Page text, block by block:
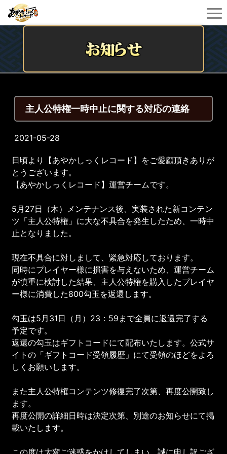
主人公特権一時中止に関する対応の連絡
2021-05-28
日頃より【あやかしっくレコード】をご愛顧頂きありが
とうございます。
【あやかしっくレコード】運営チームです。
5月27日（木）メンテナンス後、実装された新コンテン
ツ「主人公特権」に大な不具合を発生したため、一時中
止となりました。
現在不具合に対しまして、緊急対応しております。
同時にプレイヤー様に損害を与えないため、運営チーム
が慎重に検討した結果、主人公特権を購入したプレイヤ
ー様に消費した800勾玉を返還します。
勾玉は5月31日（月）23：59まで全員に返還完了する
予定です。
返還の勾玉はギフトコードにて配布いたします。公式サ
イトの「ギフトコード受領履歴」にて受領のほどをよろ
しくお願いします。
また主人公特権コンテンツ修復完了次第、再度公開致し
ます。
再度公開の詳細日時は決定次第、別途のお知らせにて掲
載いたします。
この度は大変ご迷惑をかけしてしまい、誠に申し訳ござ